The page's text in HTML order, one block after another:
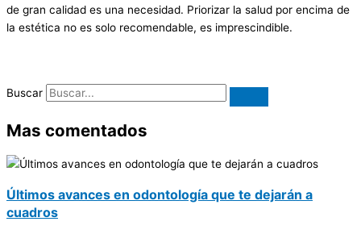
de gran calidad es una necesidad. Priorizar la salud por encima de
la estética no es solo recomendable, es imprescindible.
Buscar
Mas comentados
Últimos avances en odontología que te dejarán a
cuadros